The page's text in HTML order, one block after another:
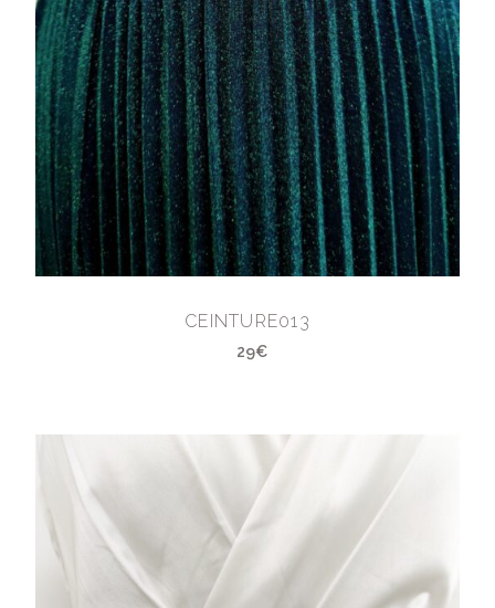
CEINTURE013
29€